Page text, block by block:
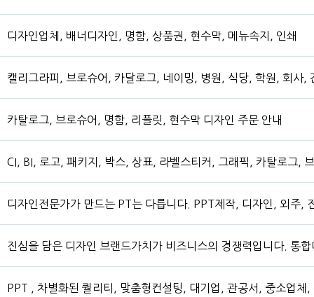
디자인업체, 배너디자인, 명함, 상품권, 현수막, 메뉴속지, 인쇄
캘리그라피, 브로슈어, 카달로그, 네이밍, 병원, 식당, 학원, 회사,
카탈로그, 브로슈어, 명함, 리플릿, 현수막 디자인 주문 안내
CI, BI, 로고, 패키지, 박스, 상표, 라벨스티커, 그래픽, 카탈로그,
디자인전문가가 만드는 PT는 다릅니다. PPT제작, 디자인, 외주,
진심을 담은 디자인 브랜드가치가 비즈니스의 경쟁력입니다. 통
PPT , 차별화된 퀄리티, 맞춤형컨설팅, 대기업, 관공서, 중소업체,